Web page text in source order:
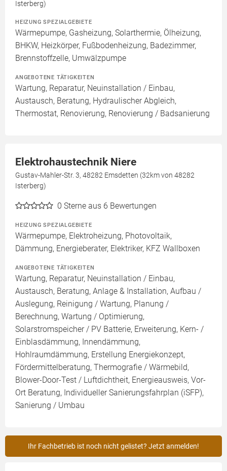
Isterberg)
HEIZUNG SPEZIALGEBIETE
Wärmepumpe, Gasheizung, Solarthermie, Ölheizung,
BHKW, Heizkörper, Fußbodenheizung, Badezimmer,
Brennstoffzelle, Umwälzpumpe
ANGEBOTENE TÄTIGKEITEN
Wartung, Reparatur, Neuinstallation / Einbau,
Austausch, Beratung, Hydraulischer Abgleich,
Thermostat, Renovierung, Renovierung / Badsanierung
Elektrohaustechnik Niere
Gustav-Mahler-Str. 3, 48282 Emsdetten (32km von 48282
Isterberg)
0 Sterne aus 6 Bewertungen
HEIZUNG SPEZIALGEBIETE
Wärmepumpe, Elektroheizung, Photovoltaik,
Dämmung, Energieberater, Elektriker, KFZ Wallboxen
ANGEBOTENE TÄTIGKEITEN
Wartung, Reparatur, Neuinstallation / Einbau,
Austausch, Beratung, Anlage & Installation, Aufbau /
Auslegung, Reinigung / Wartung, Planung /
Berechnung, Wartung / Optimierung,
Solarstromspeicher / PV Batterie, Erweiterung, Kern- /
Einblasdämmung, Innendämmung,
Hohlraumdämmung, Erstellung Energiekonzept,
Fördermittelberatung, Thermografie / Wärmebild,
Blower-Door-Test / Luftdichtheit, Energieausweis, Vor-
Ort Beratung, Individueller Sanierungsfahrplan (iSFP),
Sanierung / Umbau
Ihr Fachbetrieb ist noch nicht gelistet? Jetzt anmelden!